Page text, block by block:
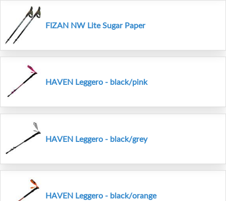
FIZAN NW Lite Sugar Paper
HAVEN Leggero - black/pink
HAVEN Leggero - black/grey
HAVEN Leggero - black/orange